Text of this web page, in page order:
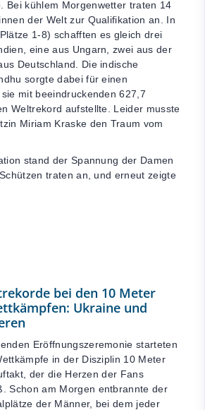
Bei kühlem Morgenwetter traten 14
der Welt zur Qualifikation an. In
1-8) schafften es gleich drei
eine aus Ungarn, zwei aus der
Deutschland. Die indische
sorgte dabei für einen
mit beeindruckenden 627,7
Weltrekord aufstellte. Leider musste
Miriam Kraske den Traum vom
stand der Spannung der Damen
traten an, und erneut zeigte
bei den 10 Meter
Ukraine und
Eröffnungszeremonie starteten
in der Disziplin 10 Meter
der die Herzen der Fans
Schon am Morgen entbrannte der
der Männer, bei dem jeder